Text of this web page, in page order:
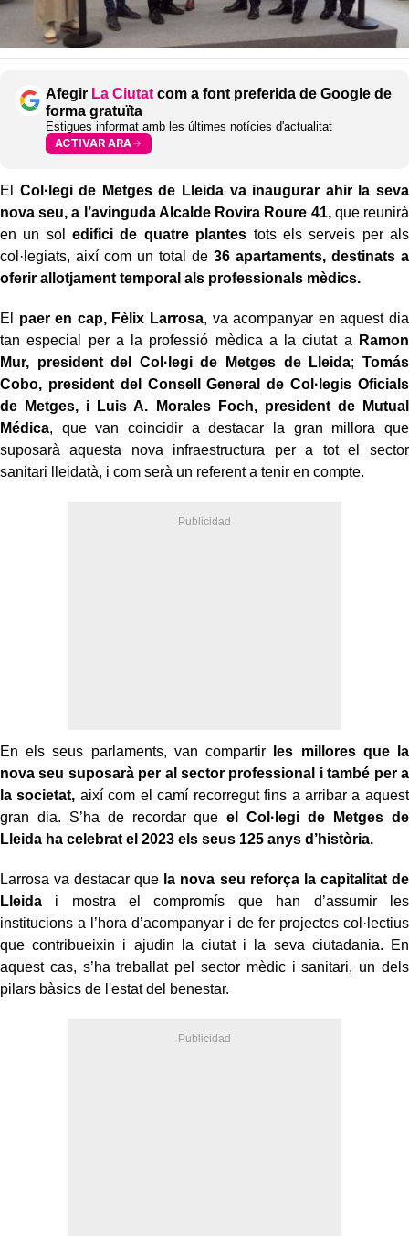
Afegir La Ciutat com a font preferida de Google de
forma gratuïta
Estigues informat amb les últimes notícies d'actualitat
ACTIVAR ARA
El Col·legi de Metges de Lleida va inaugurar ahir la seva
nova seu, a l’avinguda Alcalde Rovira Roure 41,que reunirà
en un sol
edifici de quatre plantes tots els serveis per als
col·legiats, així com un total de 36 apartaments, destinats a
oferir allotjament temporal als professionals mèdics.
El paer en cap, Fèlix Larrosa, va acompanyar en aquest dia
tan especial per a la professió mèdica a la ciutat a
Ramon
Mur, president del Col·legi de Metges de Lleida; Tomás
Cobo, president del Consell General de Col·legis Oficials
de Metges, i Luis A. Morales Foch, president de Mutual
Médica, que van coincidir a destacar la gran millora que
suposarà aquesta nova infraestructura per a tot el sector
sanitari lleidatà, i com serà un referent a tenir en compte.
En els seus parlaments, van compartir les millores que la
nova seu suposarà per al sector professional i també per a
la societat, així com el camí recorregut fins a arribar a aquest
gran dia. S’ha de recordar que el Col·legi de Metges de
Lleida ha celebrat el 2023 els seus 125 anys d’història.
Larrosa va destacar que la nova seu reforça la capitalitat de
Lleida i mostra el compromís que han d’assumir les
institucions a l’hora d’acompanyar i de fer projectes col·lectius
que contribueixin i ajudin la ciutat i la seva ciutadania. En
aquest cas, s’ha treballat pel sector mèdic i sanitari, un dels
pilars bàsics de l'estat del benestar.